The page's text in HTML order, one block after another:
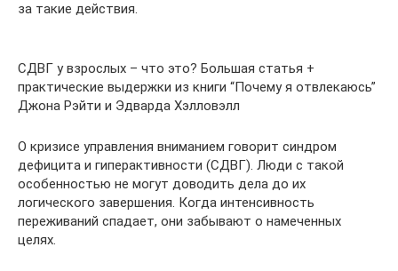
за такие действия.
СДВГ у взрослых – что это? Большая статья +
практические выдержки из книги “Почему я отвлекаюсь”
Джона Рэйти и Эдварда Хэлловэлл
О кризисе управления вниманием говорит синдром
дефицита и гиперактивности (СДВГ). Люди с такой
особенностью не могут доводить дела до их
логического завершения. Когда интенсивность
переживаний спадает, они забывают о намеченных
целях.